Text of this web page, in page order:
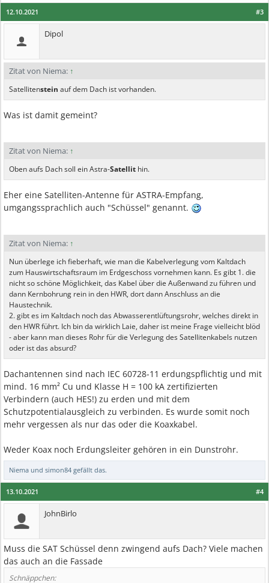
#3
12.10.2021
Dipol
Zitat von Niema: ↑
Satellitenstein auf dem Dach ist vorhanden.
Was ist damit gemeint?
Zitat von Niema: ↑
Oben aufs Dach soll ein Astra-Satellit hin.
Eher eine Satelliten-Antenne für ASTRA-Empfang,
umgangssprachlich auch "Schüssel" genannt.
Zitat von Niema: ↑
Nun überlege ich fieberhaft, wie man die Kabelverlegung vom Kaltdach
zum Hauswirtschaftsraum im Erdgeschoss vornehmen kann. Es gibt 1. die
nicht so schöne Möglichkeit, das Kabel über die Außenwand zu führen und
dann Kernbohrung rein in den HWR, dort dann Anschluss an die
Haustechnik.
2. gibt es im Kaltdach noch das Abwasserentlüftungsrohr, welches direkt in
den HWR führt. Ich bin da wirklich Laie, daher ist meine Frage vielleicht blöd
- aber kann man dieses Rohr für die Verlegung des Satellitenkabels nutzen
oder ist das absurd?
Dachantennen sind nach IEC 60728-11 erdungspflichtig und mit
mind. 16 mm² Cu und Klasse H = 100 kA zertifizierten
Verbindern (auch HES!) zu erden und mit dem
Schutzpotentialausgleich zu verbinden. Es wurde somit noch
mehr vergessen als nur das oder die Koaxkabel.
Weder Koax noch Erdungsleiter gehören in ein Dunstrohr.
Niema und simon84 gefällt das.
#4
13.10.2021
JohnBirlo
Muss die SAT Schüssel denn zwingend aufs Dach? Viele machen
das auch an die Fassade
Schnäppchen: